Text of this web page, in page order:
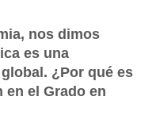
nos dimos
es una
¿Por qué es
el Grado en